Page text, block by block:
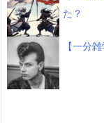
た？
【一分